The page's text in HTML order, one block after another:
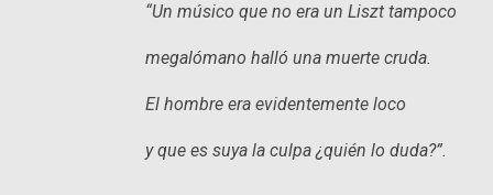
“Un músico que no era un Liszt tampoco
megalómano halló una muerte cruda.
El hombre era evidentemente loco
y que es suya la culpa ¿quién lo duda?”.